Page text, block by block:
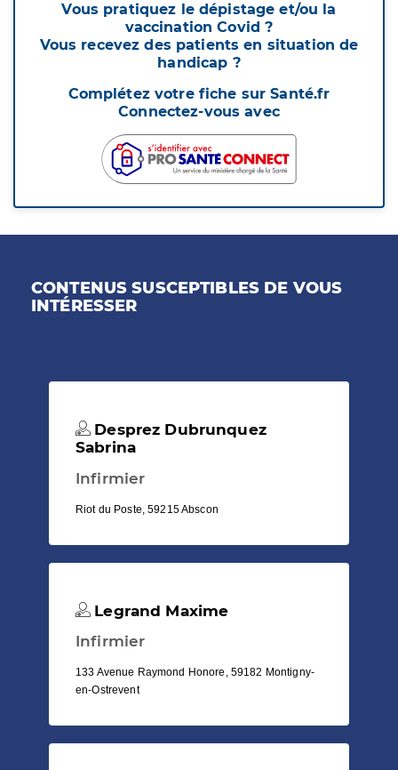
Vous pratiquez le dépistage et/ou la
vaccination Covid ?
Vous recevez des patients en situation de
handicap ?
Complétez votre fiche sur Santé.fr
Connectez-vous avec
CONTENUS SUSCEPTIBLES DE VOUS
INTÉRESSER
Desprez Dubrunquez
Sabrina
Infirmier
Riot du Poste, 59215 Abscon
Legrand Maxime
Infirmier
133 Avenue Raymond Honore, 59182 Montigny-
en-Ostrevent